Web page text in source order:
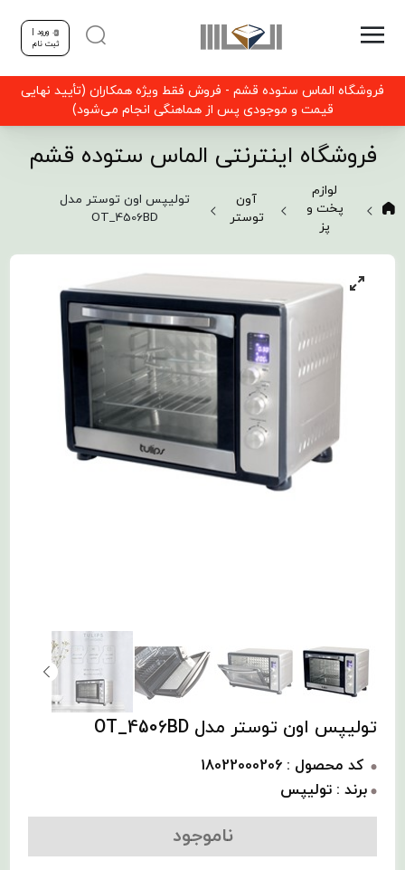
ورود |
ثبت نام
فروشگاه الماس ستوده قشم - فروش فقط ویژه همکاران (تأیید نهایی
قیمت و موجودی پس از هماهنگی انجام می‌شود)
فروشگاه اینترنتی الماس ستوده قشم
لوازم
پخت و
پز
آون
توستر
تولیپس اون توستر مدل
OT_4506BD
تولیپس اون توستر مدل OT_4506BD
کد محصول : 18022000206
برند : تولیپس
ناموجود